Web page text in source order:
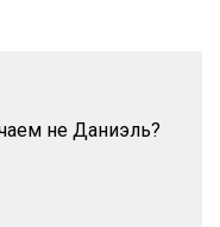
не Даниэль?